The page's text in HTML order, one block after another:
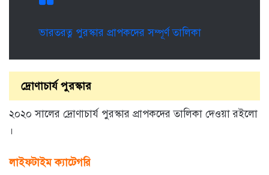
ভারতরত্ন পুরস্কার প্রাপকদের সম্পূর্ণ তালিকা
দ্রোণাচার্য পুরস্কার
২০২০ সালের দ্রোণাচার্য পুরস্কার প্রাপকদের তালিকা দেওয়া রইলো
।
লাইফটাইম ক্যাটেগরি